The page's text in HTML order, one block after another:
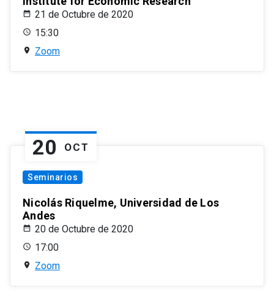
21 de Octubre de 2020
15:30
Zoom
20 OCT
Seminarios
Nicolás Riquelme, Universidad de Los
Andes
20 de Octubre de 2020
17:00
Zoom